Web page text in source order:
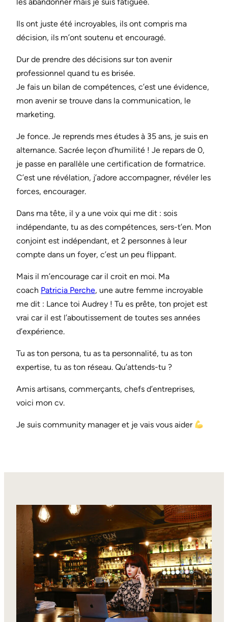
Ils ont juste été incroyables, ils ont compris ma
décision, ils m’ont soutenu et encouragé.
Dur de prendre des décisions sur ton avenir
professionnel quand tu es brisée.
Je fais un bilan de compétences, c’est une évidence,
mon avenir se trouve dans la communication, le
marketing.
Je fonce. Je reprends mes études à 35 ans, je suis en
alternance. Sacrée leçon d’humilité ! Je repars de 0,
je passe en parallèle une certification de formatrice.
C’est une révélation, j’adore accompagner, révéler les
forces, encourager.
Dans ma tête, il y a une voix qui me dit : sois
indépendante, tu as des compétences, sers-t’en. Mon
conjoint est indépendant, et 2 personnes à leur
compte dans un foyer, c’est un peu flippant.
Mais il m’encourage car il croit en moi. Ma
coach Patricia Perche, une autre femme incroyable
me dit : Lance toi Audrey ! Tu es prête, ton projet est
vrai car il est l’aboutissement de toutes ses années
d’expérience.
Tu as ton persona, tu as ta personnalité, tu as ton
expertise, tu as ton réseau. Qu’attends-tu ?
Amis artisans, commerçants, chefs d’entreprises,
voici mon cv.
Je suis community manager et je vais vous aider